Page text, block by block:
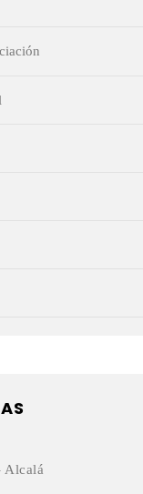
Alcalá